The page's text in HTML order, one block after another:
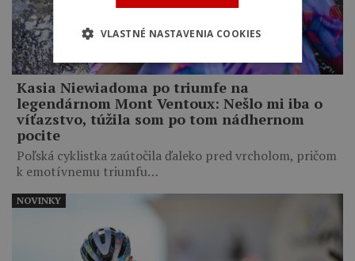
Kasia Niewiadoma po triumfe na
legendárnom Mont Ventoux: Nešlo mi iba o
víťazstvo, túžila som po tom nádhernom
pocite
Poľská cyklistka zaútočila ďaleko pred vrcholom, pričom
k emotívnemu triumfu…
NOVINKY
VLASTNÉ NASTAVENIA COOKIES